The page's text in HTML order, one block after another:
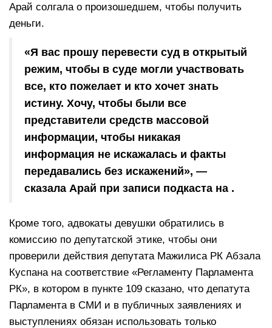
Арай солгала о произошедшем, чтобы получить
деньги.
«Я вас прошу перевести суд в открытый
режим, чтобы в суде могли участвовать
все, кто пожелает и кто хочет знать
истину. Хочу, чтобы были все
представители средств массовой
информации, чтобы никакая
информация не искажалась и факты
передавались без искажений», —
сказала Арай при записи подкаста на .
Кроме того, адвокаты девушки обратились в
комиссию по депутатской этике, чтобы они
проверили действия депутата Мажилиса РК Абзала
Куспана на соответствие «Регламенту Парламента
РК», в котором в пункте 109 сказано, что депатута
Парламента в СМИ и в публичных заявлениях и
выступлениях обязан использовать только